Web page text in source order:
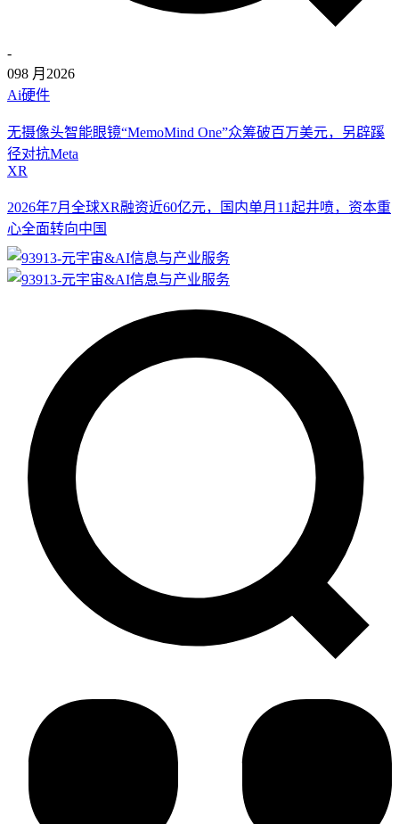
-
098 月 2026
Ai硬件
无摄像头智能眼镜“MemoMind One”众筹破百万美元，另辟蹊
径对抗Meta
XR
2026年7月全球XR融资近60亿元，国内单月11起井喷，资本重
心全面转向中国